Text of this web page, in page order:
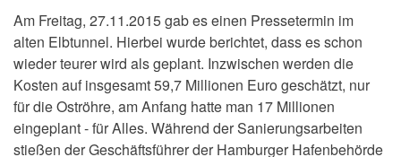
Am Freitag, 27.11.2015 gab es einen Pressetermin im
alten Elbtunnel. Hierbei wurde berichtet, dass es schon
wieder teurer wird als geplant. Inzwischen werden die
Kosten auf insgesamt 59,7 Millionen Euro geschätzt, nur
für die Oströhre, am Anfang hatte man 17 Millionen
eingeplant - für Alles. Während der Sanierungsarbeiten
stießen der Geschäftsführer der Hamburger Hafenbehörde